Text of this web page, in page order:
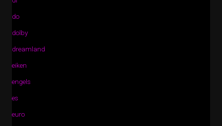
do
dolby
dreamland
eiken
engels
es
euro